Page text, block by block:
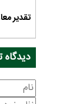
تقدیر
دیدگاه